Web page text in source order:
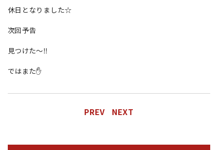
休日となりました☆
次回予告
見つけた～‼️
ではまた✋
PREV NEXT